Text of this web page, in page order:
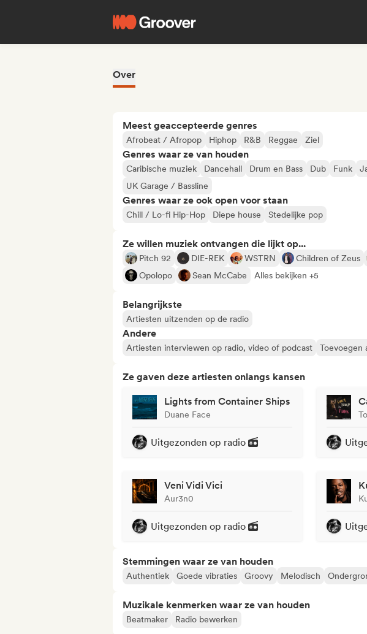
Over
Meest geaccepteerde genres
Afrobeat / Afropop Hiphop R&B Reggae Ziel
Genres waar ze van houden
Caribische muziek Dancehall Drum en Bass Dub Funk
UK Garage / Bassline
Genres waar ze ook open voor staan
Chill / Lo-fi Hip-Hop Diepe house Stedelijke pop
Ze willen muziek ontvangen die lijkt op...
Pitch 92 DIE-REK WSTRN Children of Zeus
Opolopo
Sean McCabe Alles bekijken +5
Belangrijkste
Artiesten uitzenden op de radio
Andere
Artiesten interviewen op radio, video of podcast Toevoegen
Ze gaven deze artiesten onlangs kansen
Lights from Container Ships
Duane Face
Uitgezonden op radio
Veni Vidi Vici
Aur3n0
Uitgezonden op radio
Stemmingen waar ze van houden
Authentiek Goede vibraties Groovy Melodisch
Muzikale kenmerken waar ze van houden
Beatmaker Radio bewerken